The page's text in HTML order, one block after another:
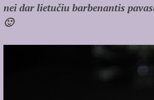
nei dar lietučiu barbenantis
🙂